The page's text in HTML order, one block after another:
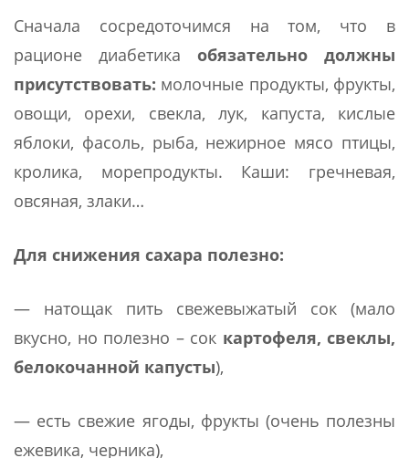
Сначала сосредоточимся на том, что в
рационе диабетика обязательно должны
присутствовать: молочные продукты, фрукты,
овощи, орехи, свекла, лук, капуста, кислые
яблоки, фасоль, рыба, нежирное мясо птицы,
кролика, морепродукты. Каши: гречневая,
овсяная, злаки…
Для снижения сахара полезно:
— натощак пить свежевыжатый сок (мало
вкусно, но полезно – сок картофеля, свеклы,
белокочанной капусты),
— есть свежие ягоды, фрукты (очень полезны
ежевика, черника),